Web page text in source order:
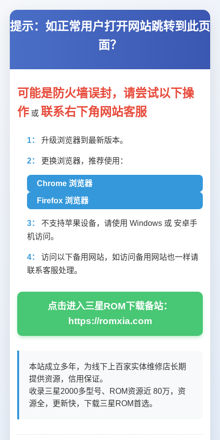
提示：如正常用户打开网站跳转到此页
面？
可能是防火墙误封，请尝试以下操
作 或 联系右下角网站客服
1： 升级浏览器到最新版本。
2： 更换浏览器，推荐使用：
Chrome 浏览器
Firefox 浏览器
3：
不支持苹果设备，请使用 Windows 或 安卓手
机访问。
4：
访问以下备用网站，如访问备用网站也一样请
联系客服处理。
点击进入三星ROM下载备站：
https://romxia.com
本站成立多年，为线下上百家实体维修店长期
提供资源，信用保证。
收录三星2000多型号、ROM资源近 80万，资
源全，更新快，下载三星ROM首选。